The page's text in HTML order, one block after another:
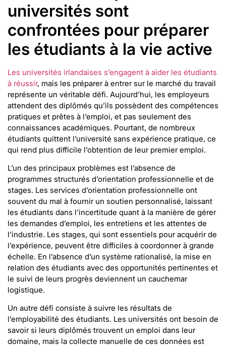
universités sont
confrontées pour préparer
les étudiants à la vie active
Les universités irlandaises s’engagent à aider les étudiants
à réussir, mais les préparer à entrer sur le marché du travail
représente un véritable défi. Aujourd’hui, les employeurs
attendent des diplômés qu’ils possèdent des compétences
pratiques et prêtes à l’emploi, et pas seulement des
connaissances académiques. Pourtant, de nombreux
étudiants quittent l’université sans expérience pratique, ce
qui rend plus difficile l’obtention de leur premier emploi.
L’un des principaux problèmes est l’absence de
programmes structurés d’orientation professionnelle et de
stages. Les services d’orientation professionnelle ont
souvent du mal à fournir un soutien personnalisé, laissant
les étudiants dans l’incertitude quant à la manière de gérer
les demandes d’emploi, les entretiens et les attentes de
l’industrie. Les stages, qui sont essentiels pour acquérir de
l’expérience, peuvent être difficiles à coordonner à grande
échelle. En l’absence d’un système rationalisé, la mise en
relation des étudiants avec des opportunités pertinentes et
le suivi de leurs progrès deviennent un cauchemar
logistique.
Un autre défi consiste à suivre les résultats de
l’employabilité des étudiants. Les universités ont besoin de
savoir si leurs diplômés trouvent un emploi dans leur
domaine, mais la collecte manuelle de ces données est